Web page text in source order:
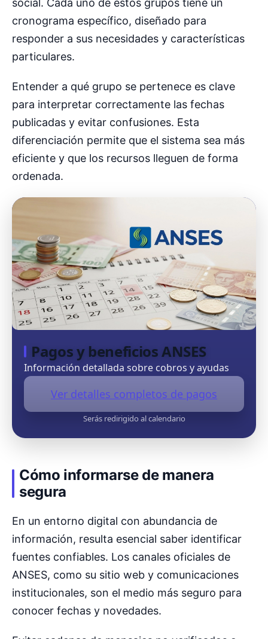
social. Cada uno de estos grupos tiene un
cronograma específico, diseñado para
responder a sus necesidades y características
particulares.
Entender a qué grupo se pertenece es clave
para interpretar correctamente las fechas
publicadas y evitar confusiones. Esta
diferenciación permite que el sistema sea más
eficiente y que los recursos lleguen de forma
ordenada.
Pagos y beneficios ANSES
Información detallada sobre cobros y ayudas
Ver detalles completos de pagos
Serás redirigido al calendario
Cómo informarse de manera
segura
En un entorno digital con abundancia de
información, resulta esencial saber identificar
fuentes confiables. Los canales oficiales de
ANSES, como su sitio web y comunicaciones
institucionales, son el medio más seguro para
conocer fechas y novedades.